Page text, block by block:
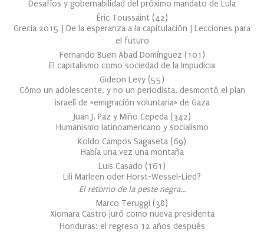
Desafíos y gobernabilidad del próximo mandato de Lula
Éric Toussaint (42)
Grecia 2015 | De la esperanza a la capitulación | Lecciones para
el futuro
Fernando Buen Abad Domínguez (101 )
El capitalismo como sociedad de la Impudicia
Gideon Levy (55)
Cómo un adolescente, y no un periodista, desmontó el plan
israelí de «emigración voluntaria» de Gaza
Juan J. Paz y Miño Cepeda (342)
Humanismo latinoamericano y socialismo
Koldo Campos Sagaseta (69)
Había una vez una montaña
Luis Casado (161 )
Lili Marleen oder Horst-Wessel-Lied?
El retorno de la peste negra…
Marco Teruggi (38)
Xiomara Castro juró como nueva presidenta
Honduras: el regreso 12 años después